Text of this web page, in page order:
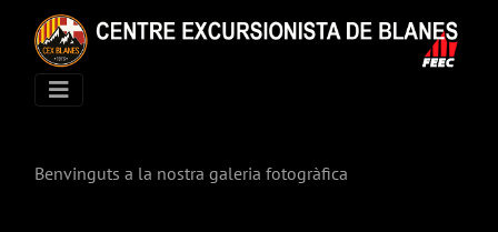
Benvinguts a la nostra galeria fotogràfica